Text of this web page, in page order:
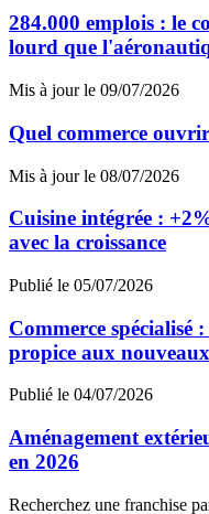
284.000 emplois : le
lourd que
Mis à jour le 09/07/2026
Quel commerce
Mis à jour le 08/07/2026
Cuisine intégrée :
avec la croissance
Publié le 05/07/2026
Commerce spécialisé
propice aux
Publié le 04/07/2026
Aménagement
en 2026
Recherchez une franchise